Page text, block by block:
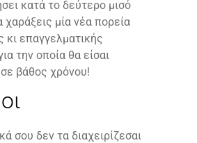
κατά το δεύτερο μισό
χαράξεις μία νέα πορεία
επαγγελματικής
την οποία θα είσαι
βάθος χρόνου!
σου δεν τα διαχειρίζεσαι